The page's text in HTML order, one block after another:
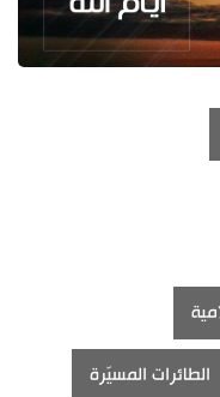
الطائرات المسيّرة